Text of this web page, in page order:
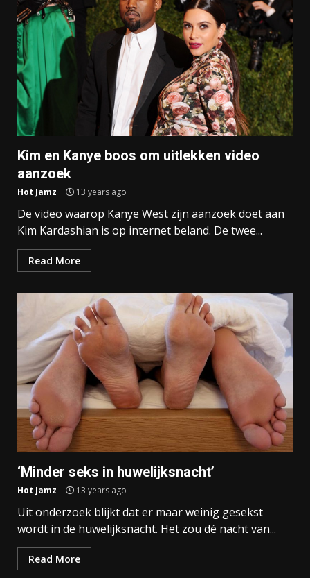
Kim en Kanye boos om uitlekken video
aanzoek
Hot Jamz 13 years ago
De video waarop Kanye West zijn aanzoek doet aan
Kim Kardashian is op internet beland. De twee...
Read More
‘Minder seks in huwelijksnacht’
Hot Jamz 13 years ago
Uit onderzoek blijkt dat er maar weinig gesekst
wordt in de huwelijksnacht. Het zou dé nacht van...
Read More